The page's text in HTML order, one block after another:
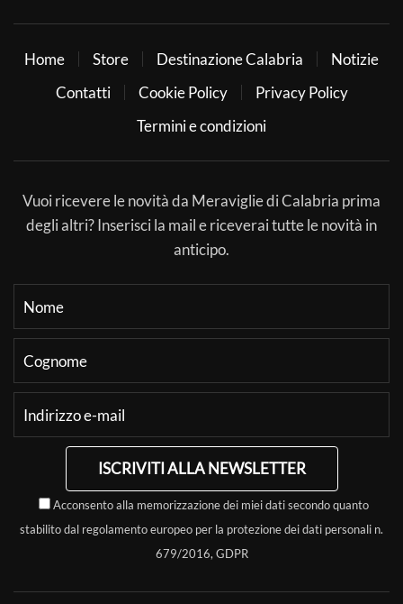
Home Store Destinazione Calabria
Notizie
Contatti
Cookie Policy
Privacy Policy
Termini e condizioni
Vuoi ricevere le novità da Meraviglie di Calabria prima
degli altri? Inserisci la mail e riceverai tutte le novità in
anticipo.
ISCRIVITI ALLA NEWSLETTER
Acconsento alla memorizzazione dei miei dati secondo quanto
stabilito dal regolamento europeo per la protezione dei dati personali n.
679/2016, GDPR